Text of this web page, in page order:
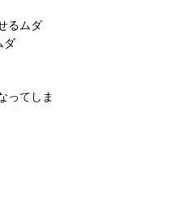
るムダ
ダ
ってしま